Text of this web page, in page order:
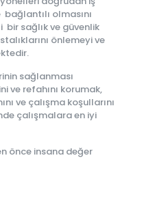
olmasını
bir sağlık ve güvenlik
önlemeyi ve
sağlanması
ve refahını korumak,
ve çalışma koşullarını
çalışmalara en iyi
önce insana değer